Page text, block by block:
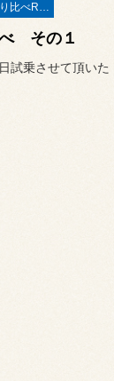
◆デモカー乗り比べREPORT◆
その１
試乗させて頂い